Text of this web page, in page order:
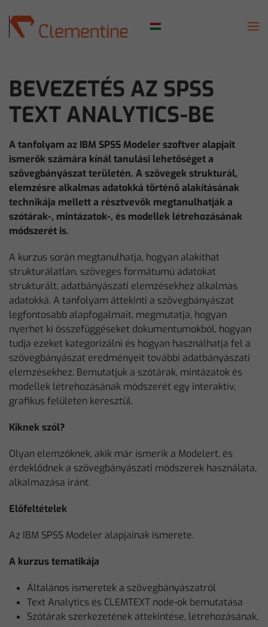
Skip to main content
BEVEZETÉS AZ SPSS
TEXT ANALYTICS-BE
A tanfolyam az IBM SPSS Modeler szoftver alapjait
ismerők számára kínál tanulási lehetőséget a
szövegbányászat területén. A szövegek strukturál,
elemzésre alkalmas adatokká történő alakításának
technikája mellett a résztvevők megtanulhatják a
szótárak-, mintázatok-, és modellek létrehozásának
módszerét is.
A kurzus során megtanulhatja, hogyan alakíthat
strukturálatlan, szöveges formátumú adatokat
strukturált, adatbányászati elemzésekhez alkalmas
adatokká. A tanfolyam áttekinti a szövegbányászat
legfontosabb alapfogalmait, megmutatja, hogyan
nyerhet ki összefüggéseket dokumentumokból, hogyan
tudja ezeket kategorizálni és hogyan használhatja fel a
szövegbányászat eredményeit további adatbányászati
elemzésekhez. Bemutatjuk a szótárak, mintázatok és
modellek létrehozásának módszerét egy interaktív,
grafikus felületen keresztül.
Kiknek szól?
Olyan elemzőknek, akik már ismerik a Modelert, és
érdeklődnek a szövegbányászati módszerek használata,
alkalmazása iránt.
Előfeltételek
Az IBM SPSS Modeler alapjainak ismerete.
A kurzus tematikája
Általános ismeretek a szövegbányászatról
Text Analytics és CLEMTEXT node-ok bemutatása
Szótárak szerkezetének áttekintése, létrehozásának,